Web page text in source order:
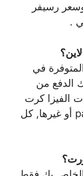
وسعر رسيفر
في
الدفع من
الفيزا كرت
كارد بنكي مدى أو Enet أو باي بال paypal أو غيرها, كل